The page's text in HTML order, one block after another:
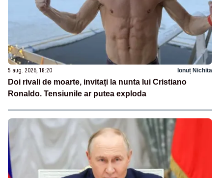
5 aug. 2026, 18:20 Ionuț Nichita
Doi rivali de moarte, invitați la nunta lui Cristiano
Ronaldo. Tensiunile ar putea exploda